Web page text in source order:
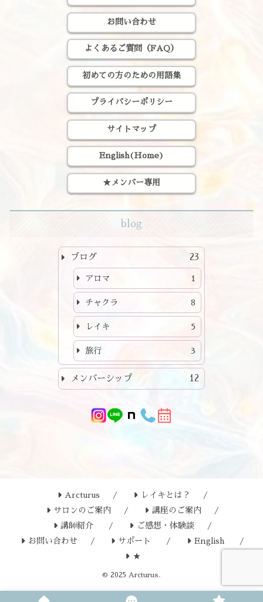
お問い合わせ
よくあるご質問（FAQ）
初めての方のための用語集
プライバシーポリシー
サイトマップ
English(Home)
★メンバー専用
blog
ブログ 23
アロマ 1
チャクラ 8
レイキ 5
旅行 3
メンバーシップ 12
Arcturus
レイキとは？
サロンのご案内
講座のご案内
講師紹介
ご感想・体験談
お問い合わせ
サポート
English
★
© 2025 Arcturus.